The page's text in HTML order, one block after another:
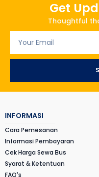
Get
Thoughtful
INFORMASI
Cara Pemesanan
Informasi Pembayaran
Cek Harga Sewa Bus
Syarat & Ketentuan
FAQ's